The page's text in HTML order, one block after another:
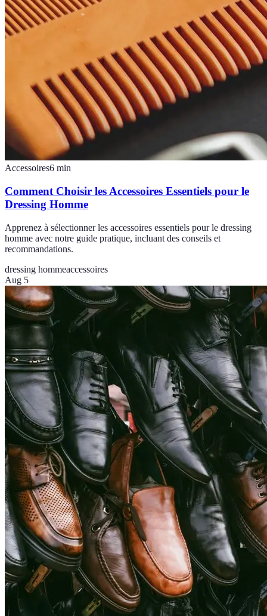
Accessoires6 min
Comment Choisir les Accessoires Essentiels pour le
Dressing Homme
Apprenez à sélectionner les accessoires essentiels pour le dressing
homme avec notre guide pratique, incluant des conseils et
recommandations.
dressing hommeaccessoires
Aug 5